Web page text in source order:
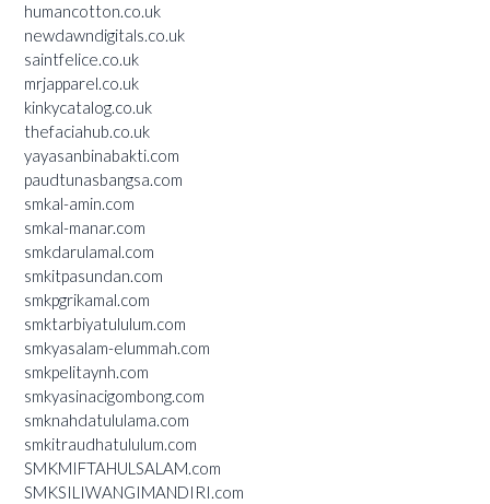
humancotton.co.uk
newdawndigitals.co.uk
saintfelice.co.uk
mrjapparel.co.uk
kinkycatalog.co.uk
thefaciahub.co.uk
yayasanbinabakti.com
paudtunasbangsa.com
smkal-amin.com
smkal-manar.com
smkdarulamal.com
smkitpasundan.com
smkpgrikamal.com
smktarbiyatululum.com
smkyasalam-elummah.com
smkpelitaynh.com
smkyasinacigombong.com
smknahdatululama.com
smkitraudhatululum.com
SMKMIFTAHULSALAM.com
SMKSILIWANGIMANDIRI.com